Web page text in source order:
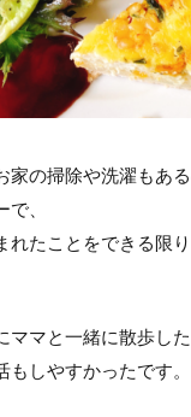
家の掃除や洗濯もあ
、
れたことをできる限
ママと一緒に散歩し
もしやすかったです。